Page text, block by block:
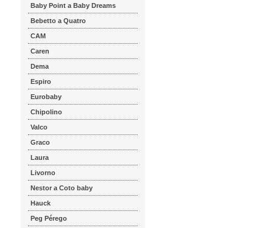
Baby Point a Baby Dreams
Bebetto a Quatro
CAM
Caren
Dema
Espiro
Eurobaby
Chipolino
Valco
Graco
Laura
Livorno
Nestor a Coto baby
Hauck
Peg Pérego